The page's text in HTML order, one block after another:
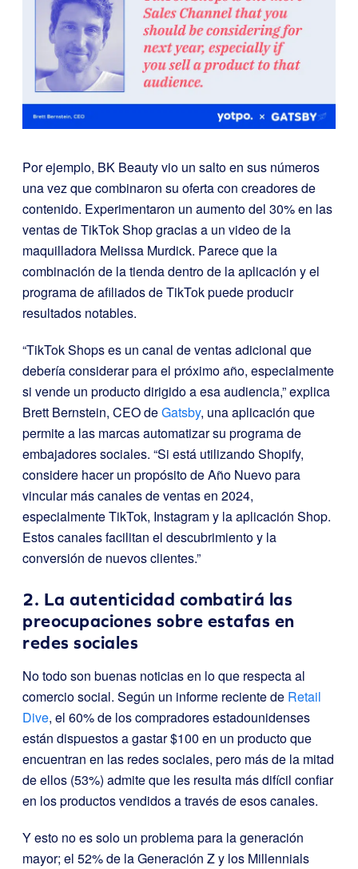
Por ejemplo, BK Beauty vio un salto en sus números
una vez que combinaron su oferta con creadores de
contenido. Experimentaron un aumento del 30% en las
ventas de TikTok Shop gracias a un video de la
maquilladora Melissa Murdick. Parece que la
combinación de la tienda dentro de la aplicación y el
programa de afiliados de TikTok puede producir
resultados notables.
“TikTok Shops es un canal de ventas adicional que
debería considerar para el próximo año, especialmente
si vende un producto dirigido a esa audiencia,” explica
Brett Bernstein, CEO deGatsby, una aplicación que
permite a las marcas automatizar su programa de
embajadores sociales. “Si está utilizando Shopify,
considere hacer un propósito de Año Nuevo para
vincular más canales de ventas en 2024,
especialmente TikTok, Instagram y la aplicación Shop.
Estos canales facilitan el descubrimiento y la
conversión de nuevos clientes.”
2. La autenticidad combatirá las
preocupaciones sobre estafas en
redes sociales
No todo son buenas noticias en lo que respecta al
comercio social. Según un informe reciente de Retail
Dive, el 60% de los compradores estadounidenses
están dispuestos a gastar $100 en un producto que
encuentran en las redes sociales, pero más de la mitad
de ellos (53%) admite que les resulta más difícil confiar
en los productos vendidos a través de esos canales.
Y esto no es solo un problema para la generación
mayor; el 52% de la Generación Z y los Millennials